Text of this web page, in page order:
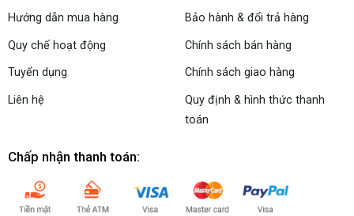
Hướng dẫn mua hàng
Quy chế hoạt động
Tuyển dụng
Liên hệ
Bảo hành & đổi trả hàng
Chính sách bán hàng
Chính sách giao hàng
Quy định & hình thức thanh
toán
Chấp nhận thanh toán: